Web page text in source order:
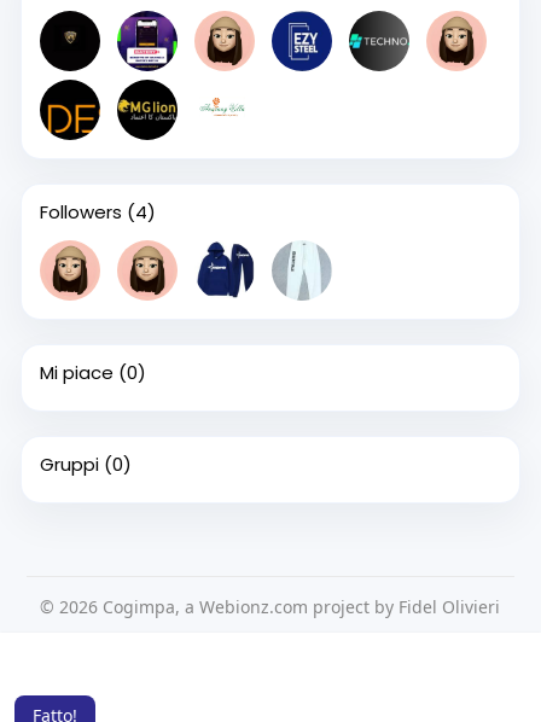
Fatto!
Followers (4)
Mi piace (0)
Gruppi (0)
© 2026 Cogimpa, a Webionz.com project by Fidel Olivieri